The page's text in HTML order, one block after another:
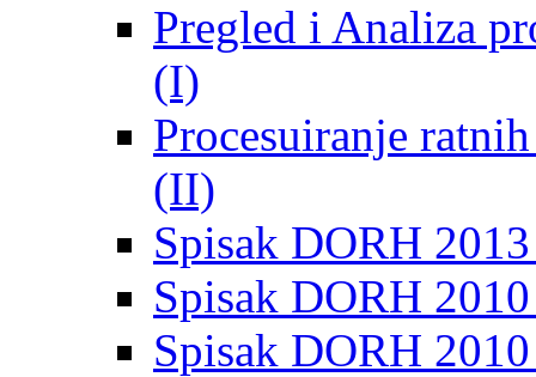
Pregled i Analiza
(I)
Procesuiranje
(II)
Spisak DORH
Spisak DORH
Spisak DORH